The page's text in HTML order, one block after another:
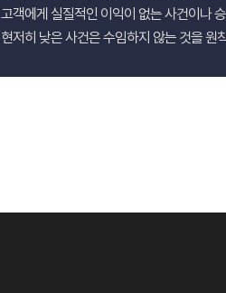
고객에게 실질적인 이익이 없는 사건이나
현저히 낮은 사건은 수임하지 않는 것을 원